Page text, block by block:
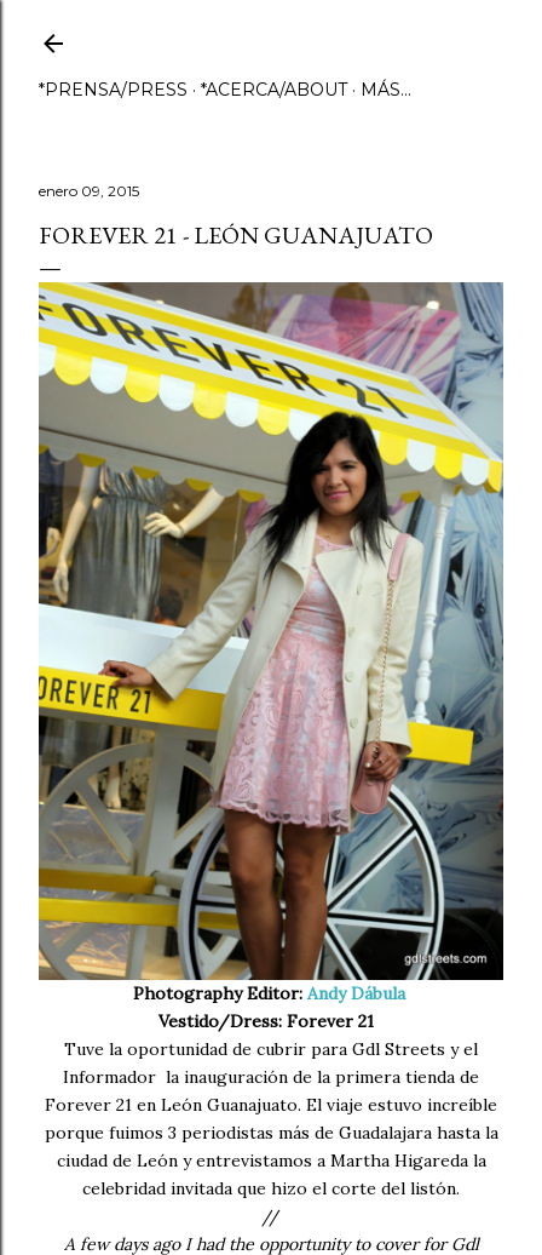
*PRENSA/PRESS *ACERCA/ABOUT MÁS…
enero 09, 2015
FOREVER 21 - LEÓN GUANAJUATO
Photography Editor: Andy Dábula
Vestido/Dress: Forever 21
Tuve la oportunidad de cubrir para Gdl Streets y el
Informador la inauguración de la primera tienda de
Forever 21 en León Guanajuato. El viaje estuvo increíble
porque fuimos 3 periodistas más de Guadalajara hasta la
ciudad de León y entrevistamos a Martha Higareda la
celebridad invitada que hizo el corte del listón.
//
A few days ago I had the opportunity to cover for Gdl